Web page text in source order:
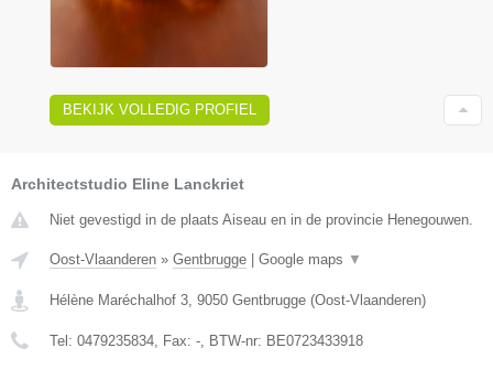
BEKIJK VOLLEDIG PROFIEL
Architectstudio Eline Lanckriet
Niet gevestigd in de plaats Aiseau en in de provincie Henegouwen.
Oost-Vlaanderen » Gentbrugge | Google maps ▼
Hélène Maréchalhof 3 9050 Gentbrugge (Oost-Vlaanderen)
Tel: 0479235834 , Fax: - , BTW-nr: BE0723433918